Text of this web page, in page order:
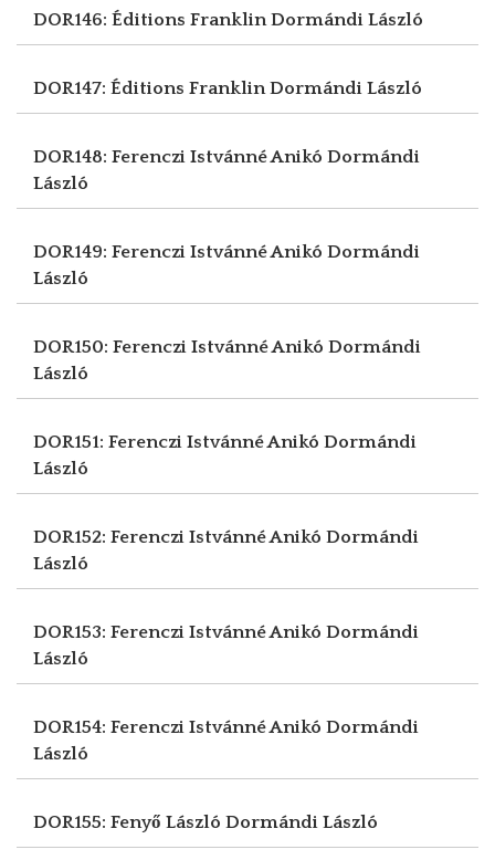
DOR146: Éditions FranklinDormándi László
DOR147: Éditions FranklinDormándi László
DOR148: Ferenczi Istvánné Anikó Dormándi
László
DOR149: Ferenczi Istvánné Anikó Dormándi
László
DOR150: Ferenczi Istvánné Anikó Dormándi
László
DOR151: Ferenczi Istvánné Anikó Dormándi
László
DOR152: Ferenczi Istvánné Anikó Dormándi
László
DOR153: Ferenczi Istvánné Anikó Dormándi
László
DOR154: Ferenczi Istvánné Anikó Dormándi
László
DOR155: Fenyő László Dormándi László